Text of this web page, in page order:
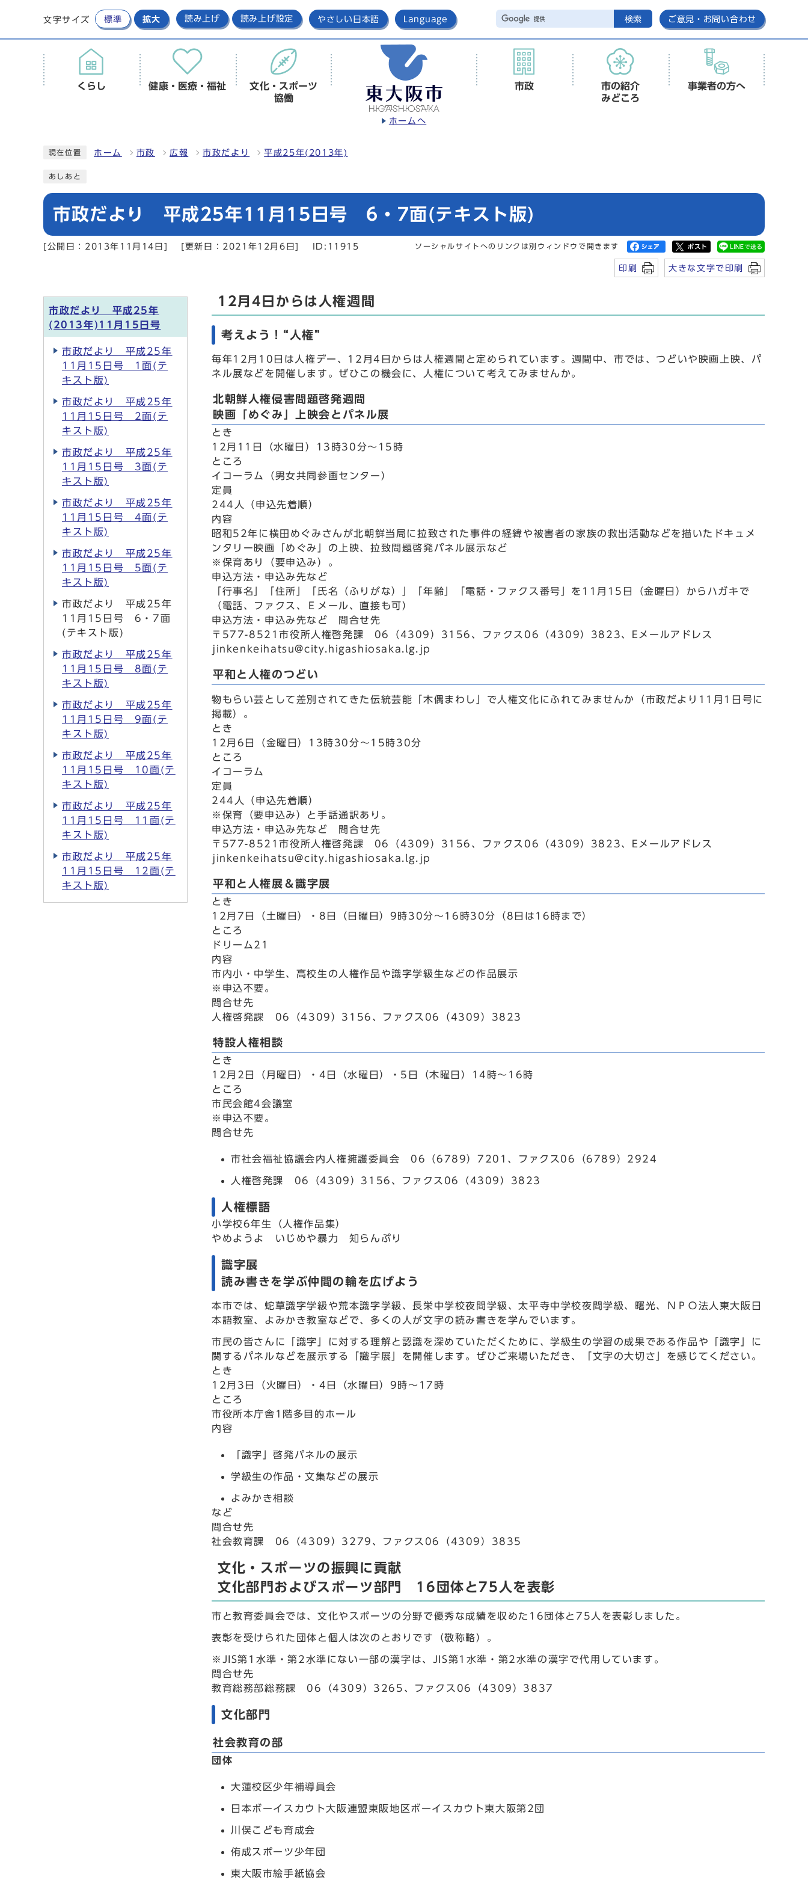
文字サイズ 標準 拡大 読み上げ 読み上げ設定 やさしい日本語 Language 検索 ご意見・お問い合わせ
ホームへ
くらし 健康・医療・福祉
文化・スポーツ
協働
市政
市の紹介
みどころ
事業者の方へ
現在位置 ホーム 市政 広報 市政だより 平成25年(2013年)
あしあと
市政だより 平成25年11月15日号 6・7面(テキスト版)
[公開日：2013年11月14日] [更新日：2021年12月6日] ID:11915 ソーシャルサイトへのリンクは別ウィンドウで開きます
印刷 大きな文字で印刷
12月4日からは人権週間
考えよう！“人権”
毎年12月10日は人権デー、12月4日からは人権週間と定められています。週間中、市では、つどいや映画上映、パ
ネル展などを開催します。ぜひこの機会に、人権について考えてみませんか。
北朝鮮人権侵害問題啓発週間
映画「めぐみ」上映会とパネル展
とき
12月11日（水曜日）13時30分～15時
ところ
イコーラム（男女共同参画センター）
定員
244人（申込先着順）
内容
昭和52年に横田めぐみさんが北朝鮮当局に拉致された事件の経緯や被害者の家族の救出活動などを描いたドキュメ
ンタリー映画「めぐみ」の上映、拉致問題啓発パネル展示など
※保育あり（要申込み）。
申込方法・申込み先など
「行事名」「住所」「氏名（ふりがな）」「年齢」「電話・ファクス番号」を11月15日（金曜日）からハガキで
（電話、ファクス、Ｅメール、直接も可）
申込方法・申込み先など 問合せ先
〒577-8521市役所人権啓発課 06（4309）3156、ファクス06（4309）3823、Eメールアドレス
jinkenkeihatsu@city.higashiosaka.lg.jp
平和と人権のつどい
物もらい芸として差別されてきた伝統芸能「木偶まわし」で人権文化にふれてみませんか（市政だより11月1日号に
掲載）。
とき
12月6日（金曜日）13時30分～15時30分
ところ
イコーラム
定員
244人（申込先着順）
※保育（要申込み）と手話通訳あり。
申込方法・申込み先など 問合せ先
〒577-8521市役所人権啓発課 06（4309）3156、ファクス06（4309）3823、Eメールアドレス
jinkenkeihatsu@city.higashiosaka.lg.jp
平和と人権展＆識字展
とき
12月7日（土曜日）・8日（日曜日）9時30分～16時30分（8日は16時まで）
ところ
ドリーム21
内容
市内小・中学生、高校生の人権作品や識字学級生などの作品展示
※申込不要。
問合せ先
人権啓発課 06（4309）3156、ファクス06（4309）3823
特設人権相談
とき
12月2日（月曜日）・4日（水曜日）・5日（木曜日）14時～16時
ところ
市民会館4会議室
※申込不要。
問合せ先
市社会福祉協議会内人権擁護委員会 06（6789）7201、ファクス06（6789）2924
人権啓発課 06（4309）3156、ファクス06（4309）3823
人権標語
小学校6年生（人権作品集）
やめようよ いじめや暴力 知らんぷり
識字展
読み書きを学ぶ仲間の輪を広げよう
本市では、蛇草識字学級や荒本識字学級、長栄中学校夜間学級、太平寺中学校夜間学級、曙光、ＮＰＯ法人東大阪日
本語教室、よみかき教室などで、多くの人が文字の読み書きを学んでいます。
市民の皆さんに「識字」に対する理解と認識を深めていただくために、学級生の学習の成果である作品や「識字」に
関するパネルなどを展示する「識字展」を開催します。ぜひご来場いただき、「文字の大切さ」を感じてください。
とき
12月3日（火曜日）・4日（水曜日）9時～17時
ところ
市役所本庁舎1階多目的ホール
内容
「識字」啓発パネルの展示
学級生の作品・文集などの展示
よみかき相談
など
問合せ先
社会教育課 06（4309）3279、ファクス06（4309）3835
文化・スポーツの振興に貢献
文化部門およびスポーツ部門 16団体と75人を表彰
市と教育委員会では、文化やスポーツの分野で優秀な成績を収めた16団体と75人を表彰しました。
表彰を受けられた団体と個人は次のとおりです（敬称略）。
※JIS第1水準・第2水準にない一部の漢字は、JIS第1水準・第2水準の漢字で代用しています。
問合せ先
教育総務部総務課 06（4309）3265、ファクス06（4309）3837
文化部門
社会教育の部
団体
大蓮校区少年補導員会
日本ボーイスカウト大阪連盟東阪地区ボーイスカウト東大阪第2団
川俣こども育成会
侑成スポーツ少年団
東大阪市絵手紙協会
市政だより 平成25年
(2013年)11月15日号
市政だより 平成25年
11月15日号 1面(テ
キスト版)
市政だより 平成25年
11月15日号 2面(テ
キスト版)
市政だより 平成25年
11月15日号 3面(テ
キスト版)
市政だより 平成25年
11月15日号 4面(テ
キスト版)
市政だより 平成25年
11月15日号 5面(テ
キスト版)
市政だより 平成25年
11月15日号 6・7面
(テキスト版)
市政だより 平成25年
11月15日号 8面(テ
キスト版)
市政だより 平成25年
11月15日号 9面(テ
キスト版)
市政だより 平成25年
11月15日号 10面(テ
キスト版)
市政だより 平成25年
11月15日号 11面(テ
キスト版)
市政だより 平成25年
11月15日号 12面(テ
キスト版)